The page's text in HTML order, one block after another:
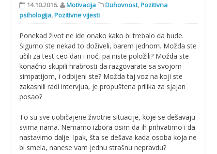
14.10.2016. Motivacija Duhovnost,Pozitivna
psihologija,Pozitivne vijesti
Ponekad život ne ide onako kako bi trebalo da bude.
Sigurno ste nekad to doživeli, barem jednom. Možda ste
učili za test ceo dan i noć, pa niste položili? Možda ste
konačno skupili hrabrosti da razgovarate sa svojom
simpatijom, i odbijeni ste? Možda taj voz na koji ste
zakasnili radi intervjua, je propuštena prilika za sjajan
posao?
To su sve uobičajene životne situacije, koje se dešavaju
svima nama. Nemamo izbora osim da ih prihvatimo i da
nastavimo dalje. Ipak, šta se dešava kada osoba koja ne
bi smela, nanese vam jednu strašnu nepravdu?